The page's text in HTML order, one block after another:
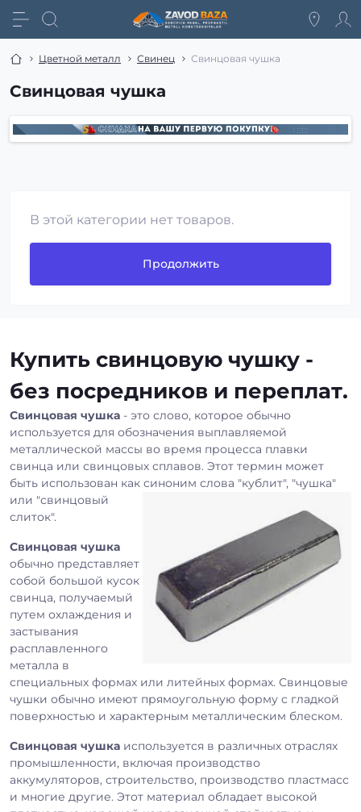
Цветной металл Свинец Свинцовая чушка
Свинцовая чушка
В этой категории нет товаров.
Продолжить
Купить свинцовую чушку -
без посредников и переплат.
Свинцовая чушка - это слово, которое обычно
используется для обозначения выплавляемой
металлической массы во время процесса плавки
свинца или свинцовых сплавов. Этот термин может
быть использован как синоним слова "кублит", "чушка"
или "свинцовый
слиток".
Свинцовая чушка
обычно представляет
собой большой кусок
свинца, получаемый
путем охлаждения и
застывания
расплавленного
металла в
специальных формах или литейных формах. Свинцовые
чушки обычно имеют прямоугольную форму с гладкой
поверхностью и характерным металлическим блеском.
Свинцовая чушка используется в различных отраслях
промышленности, включая производство
аккумуляторов, строительство, производство пластмасс
и многие другие. Этот материал обладает высокой